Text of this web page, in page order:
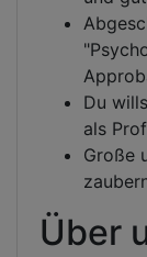
Du
als
Große
Über